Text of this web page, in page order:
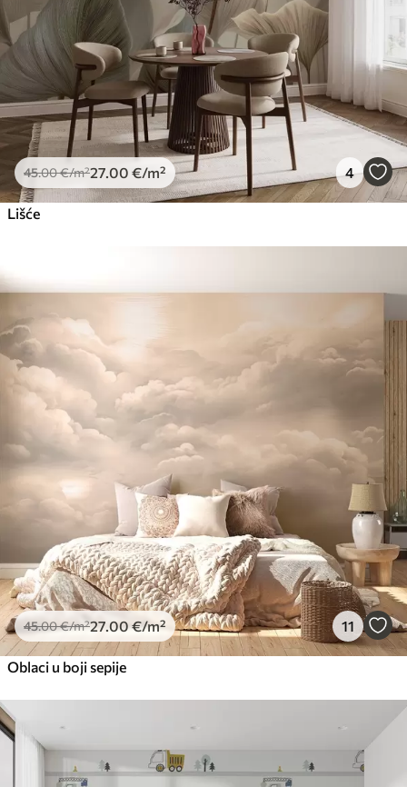
45.00€/m²27 .00 €/m² 4
Lišće
45.00€/m²27 .00 €/m² 11
Oblaci u boji sepije